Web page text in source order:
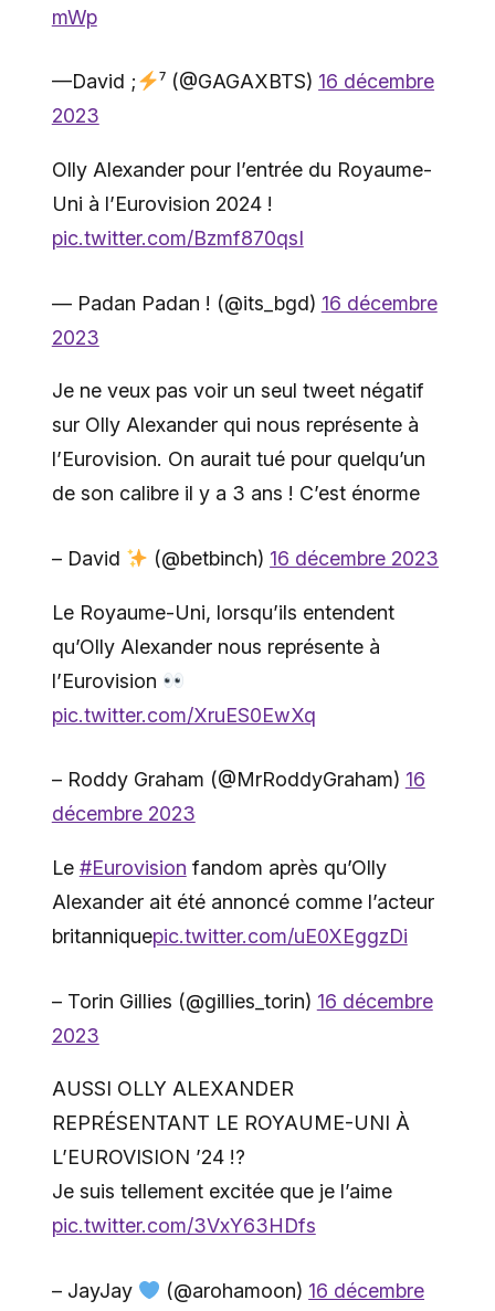
mWp
—David ; ⁷ (@GAGAXBTS) 16 décembre
2023
Olly Alexander pour l’entrée du Royaume-
Uni à l’Eurovision 2024 !
pic.twitter.com/Bzmf870qsI
— Padan Padan ! (@its_bgd) 16 décembre
2023
Je ne veux pas voir un seul tweet négatif
sur Olly Alexander qui nous représente à
l’Eurovision. On aurait tué pour quelqu’un
de son calibre il y a 3 ans ! C’est énorme
– David (@betbinch) 16 décembre 2023
Le Royaume-Uni, lorsqu’ils entendent
qu’Olly Alexander nous représente à
l’Eurovision
pic.twitter.com/XruES0EwXq
– Roddy Graham (@MrRoddyGraham) 16
décembre 2023
Le #Eurovision fandom après qu’Olly
Alexander ait été annoncé comme l’acteur
britanniquepic.twitter.com/uE0XEggzDi
– Torin Gillies (@gillies_torin) 16 décembre
2023
AUSSI OLLY ALEXANDER
REPRÉSENTANT LE ROYAUME-UNI À
L’EUROVISION ’24 !?
Je suis tellement excitée que je l’aime
pic.twitter.com/3VxY63HDfs
– JayJay (@arohamoon) 16 décembre